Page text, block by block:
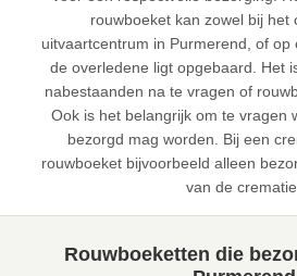
rouwboeket kan zowel bij het
uitvaartcentrum in Purmerend, of
de overledene ligt opgebaard. Het
nabestaanden na te vragen of
Ook is het belangrijk om te vragen
bezorgd mag worden. Bij een
rouwboeket bijvoorbeeld alleen
van de crematie.
Rouwboeketten die